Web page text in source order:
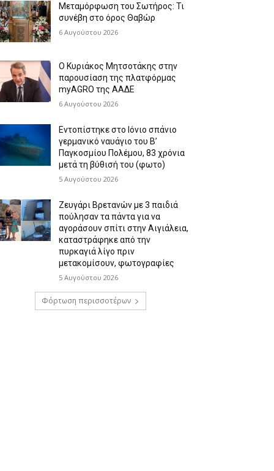
Μεταμόρφωση του Σωτήρος: Τι
συνέβη στο όρος Θαβώρ
6 Αυγούστου 2026
Ο Κυριάκος Μητσοτάκης στην
παρουσίαση της πλατφόρμας
myAGRO της ΑΑΔΕ
6 Αυγούστου 2026
Εντοπίστηκε στο Ιόνιο σπάνιο
γερμανικό ναυάγιο του Β’
Παγκοσμίου Πολέμου, 83 χρόνια
μετά τη βύθισή του (φωτο)
5 Αυγούστου 2026
Ζευγάρι Βρετανών με 3 παιδιά
πούλησαν τα πάντα για να
αγοράσουν σπίτι στην Αιγιάλεια,
καταστράφηκε από την
πυρκαγιά λίγο πριν
μετακομίσουν, φωτογραφίες
5 Αυγούστου 2026
Φόρτωση περισσοτέρων